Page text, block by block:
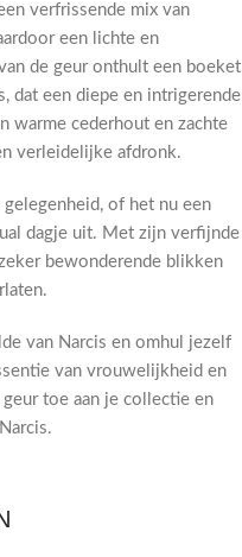
verfrissende mix van
een lichte en
de geur onthult een boeket
dat een diepe en intrigerende
warme cederhout en zachte
verleidelijke afdronk.
of het nu een
dagje uit. Met zijn verfijnde
bewonderende blikken
van Narcis en omhul jezelf
van vrouwelijkheid en
toe aan je collectie en